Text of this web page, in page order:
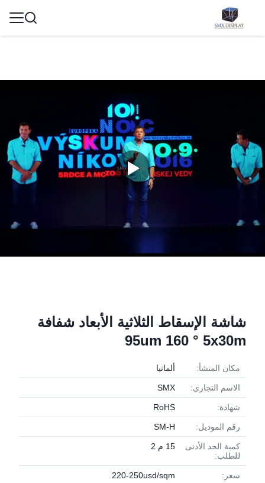
شاشة الإسقاط الثلاثية الأبعاد شفافة
95um 160 ° 5x30m
مكان المنشأ: ألمانيا
الاسم التجاري: SMX
شهادة: RoHS
رقم الموديل: SM-H
كمية الحد الأدنى
للطلب:
15 م 2
سعر: 220-250usd/sqm